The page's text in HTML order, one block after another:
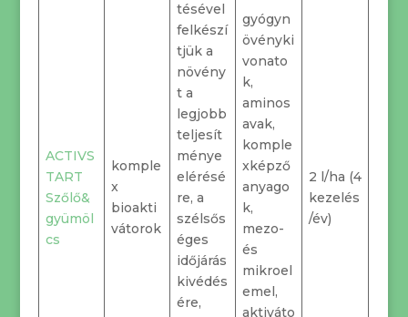
ACTIVS
TART
Szőlő&
gyümöl
cs
komple
x
bioakti
vátorok
tésével
felkészí
tjük a
növény
t a
legjobb
teljesít
ménye
elérésé
re, a
szélsős
éges
időjárás
kivédés
ére,
gyógyn
övényki
vonato
k,
aminos
avak,
komple
xképző
anyago
k,
mezo-
és
mikroel
emel,
aktiváto
2 l/ha (4
kezelés
/év)